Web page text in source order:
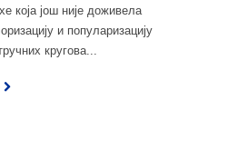
која још није доживела
и популаризацију
кругова...